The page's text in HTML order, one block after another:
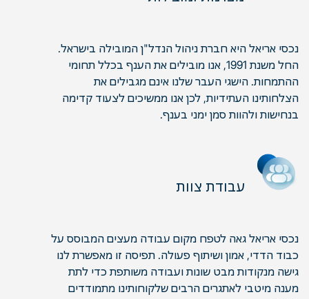
נכסי אריאל היא חברת ניהול הנדל"ן המובילה בישראל.
החל משנת 1991, אנו מובילים את הענף בכלל תחומי
ההתמחות. הישגי העבר שלנו אינם מגבילים את
הצלחותינו העתידיות, לכן אנו ממשיכים לצעוד קדימה
בנחישות ולהוות סמן ימני בענף.
עבודת צוות
נכסי אריאל גאה לטפח מקום עבודה מעצים המבוסס על
כבוד הדדי, אמון ושיתוף פעולה. תפיסה זו מאפשרת לנו
גישה מנקודות מבט שונות ועבודה משותפת כדי לתת
מענה מיטבי לאתגרים הרבים שלקוחותינו מתמודדים